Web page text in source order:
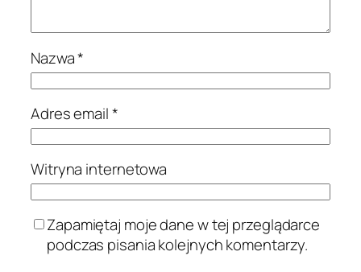
Nazwa*
Adres email*
Witryna internetowa
Zapamiętaj moje dane w tej przeglądarce
podczas pisania kolejnych komentarzy.